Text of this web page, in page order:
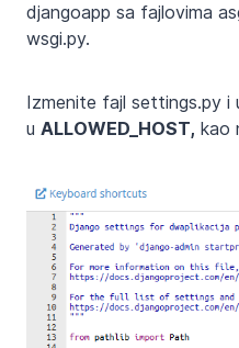
djangoapp sa fajlovima
wsgi.py.
Izmenite fajl settings.py i
u ALLOWED_HOST, kao